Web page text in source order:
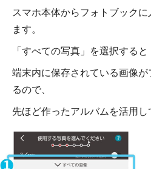
スマホ本体からフォトブック
ます。
「すべての写真」を選択すると
端末内に保存されている画像
るので、
先ほど作ったアルバムを活用